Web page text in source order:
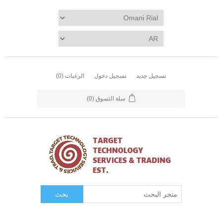
تسجيل جديد تسجيل دخول الرغبات (0)
سلة التسوق (0)
بحث